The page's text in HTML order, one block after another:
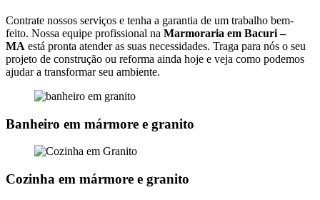
Contrate nossos serviços e tenha a garantia de um trabalho bem-
feito. Nossa equipe profissional na Marmoraria em Bacuri –
MA está pronta atender as suas necessidades. Traga para nós o seu
projeto de construção ou reforma ainda hoje e veja como podemos
ajudar a transformar seu ambiente.
Banheiro em mármore e granito
Cozinha em mármore e granito